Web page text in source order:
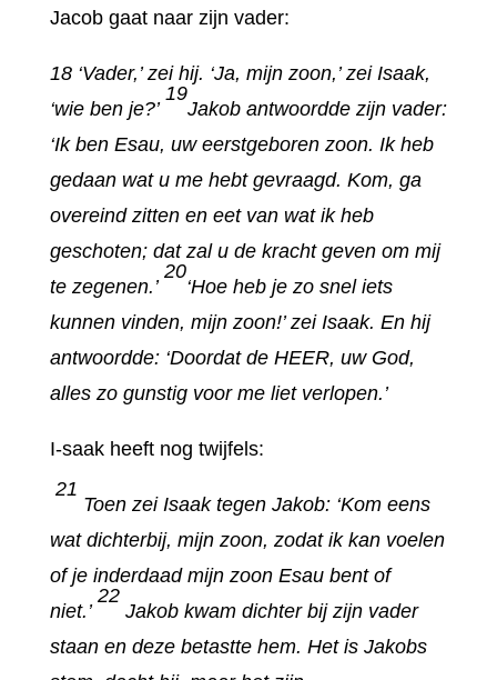
Jacob gaat naar zijn vader:
18 ‘Vader,’ zei hij. ‘Ja, mijn zoon,’ zei Isaak,
‘wie ben je?’
19
Jakob antwoordde zijn vader:
‘Ik ben Esau, uw eerstgeboren zoon. Ik heb
gedaan wat u me hebt gevraagd. Kom, ga
overeind zitten en eet van wat ik heb
geschoten; dat zal u de kracht geven om mij
te zegenen.’
20
‘Hoe heb je zo snel iets
kunnen vinden, mijn zoon!’ zei Isaak. En hij
antwoordde: ‘Doordat de HEER, uw God,
alles zo gunstig voor me liet verlopen.’
I-saak heeft nog twijfels:
21
Toen zei Isaak tegen Jakob: ‘Kom eens
wat dichterbij, mijn zoon, zodat ik kan voelen
of je inderdaad mijn zoon Esau bent of
niet.’
22
Jakob kwam dichter bij zijn vader
staan en deze betastte hem. Het is Jakobs